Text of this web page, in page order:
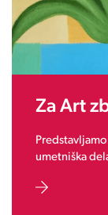
Za Art
umetniška